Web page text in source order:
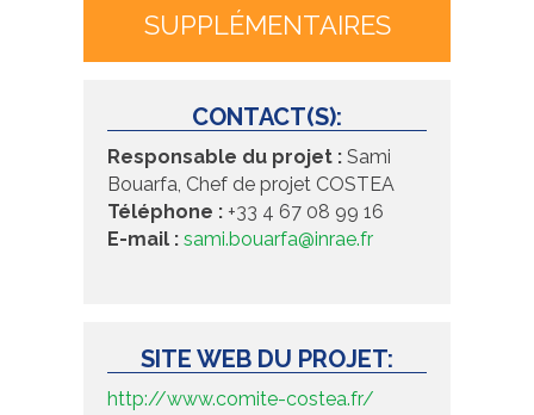
SUPPLÉMENTAIRES
CONTACT(S):
Responsable du projet : Sami
Bouarfa, Chef de projet COSTEA
Téléphone : +33 4 67 08 99 16
E-mail : sami.bouarfa@inrae.fr
SITE WEB DU PROJET:
http://www.comite-costea.fr/